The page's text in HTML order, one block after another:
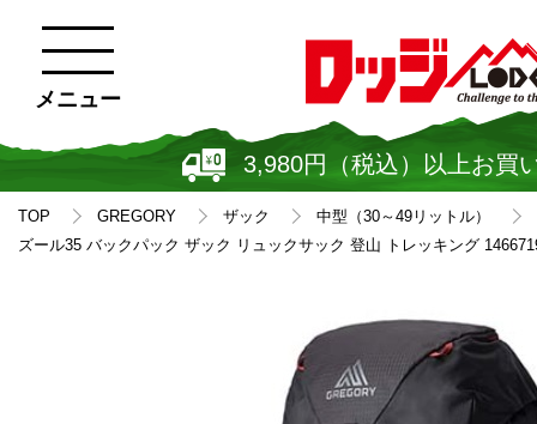
3,980円（税込）以上お買
メニュー
TOP GREGORY ザック
中型（30～49リットル）
ズール35 バックパック ザック リュックサック 登山 トレッキング